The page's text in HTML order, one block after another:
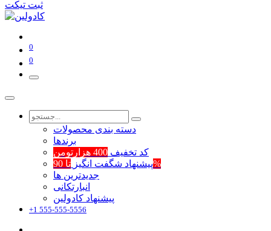
ثبت تیکت
0
0
دسته بندی محصولات
برند‌ها
کد تخفیف 400 هزارتومن
پیشنهاد شگفت انگیزتا 90%
جدیدترین ها
انبارتکانی
پیشنهاد کادولین
+1 555-555-5556